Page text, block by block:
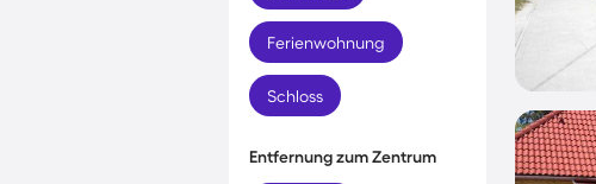
Ferienwohnung
Schloss
Entfernung zum Zentrum